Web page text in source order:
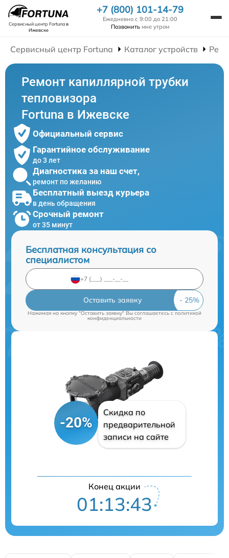
Сервисный центр Fortunaв
Ижевске
+7 (800) 101-14-79
Ежедневно с 9:00 до 21:00
Позвонить мне утром
Сервисный центр Fortuna Каталог устройств
Ремонт капиллярной трубки
тепловизора
Fortuna в Ижевске
Официальный сервис
Гарантийное обслуживание
до 3 лет
Диагностика за наш счет,
ремонт по желанию
Бесплатный выезд курьера
в день обращения
Срочный ремонт
от 35 минут
Бесплатная консультация со
специалистом
Оставить заявку
Нажимая на кнопку "Оставить заявку" Вы соглашаетесь cполитикой
конфиденциальности
-20%
Скидка по
предварительной
записи на сайте
Конец акции
01:13:42